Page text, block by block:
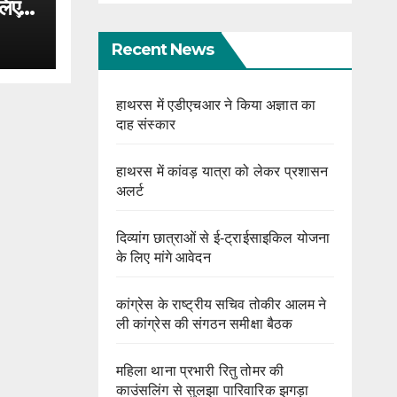
Recent News
हाथरस में एडीएचआर ने किया अज्ञात का
दाह संस्कार
हाथरस में कांवड़ यात्रा को लेकर प्रशासन
अलर्ट
दिव्यांग छात्राओं से ई-ट्राईसाइकिल योजना
के लिए मांगे आवेदन
कांग्रेस के राष्ट्रीय सचिव तोकीर आलम ने
ली कांग्रेस की संगठन समीक्षा बैठक
महिला थाना प्रभारी रितु तोमर की
काउंसलिंग से सुलझा पारिवारिक झगड़ा